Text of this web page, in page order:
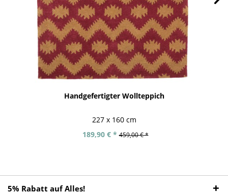
Handgefertigter Wollteppich
227 x 160 cm
189,90 € * 459,00 € *
5% Rabatt auf Alles!